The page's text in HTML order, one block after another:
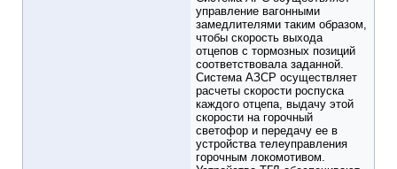
управление вагонными
замедлителями таким образом,
чтобы скорость выхода
отцепов с тормозных позиций
соответствовала заданной.
Система АЗСР осуществляет
расчеты скорости роспуска
каждого отцепа, выдачу этой
скорости на горочный
светофор и передачу ее в
устройства телеуправления
горочным локомотивом.